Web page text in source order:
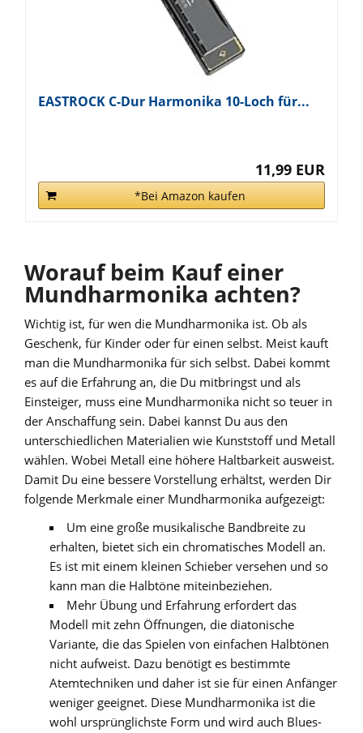
EASTROCK C-Dur Harmonika 10-Loch für...
11,99 EUR
*Bei Amazon kaufen
Worauf beim Kauf einer
Mundharmonika achten?
Wichtig ist, für wen die Mundharmonika ist. Ob als
Geschenk, für Kinder oder für einen selbst. Meist kauft
man die Mundharmonika für sich selbst. Dabei kommt
es auf die Erfahrung an, die Du mitbringst und als
Einsteiger, muss eine Mundharmonika nicht so teuer in
der Anschaffung sein. Dabei kannst Du aus den
unterschiedlichen Materialien wie Kunststoff und Metall
wählen. Wobei Metall eine höhere Haltbarkeit ausweist.
Damit Du eine bessere Vorstellung erhältst, werden Dir
folgende Merkmale einer Mundharmonika aufgezeigt:
Um eine große musikalische Bandbreite zu
erhalten, bietet sich ein chromatisches Modell an.
Es ist mit einem kleinen Schieber versehen und so
kann man die Halbtöne miteinbeziehen.
Mehr Übung und Erfahrung erfordert das
Modell mit zehn Öffnungen, die diatonische
Variante, die das Spielen von einfachen Halbtönen
nicht aufweist. Dazu benötigt es bestimmte
Atemtechniken und daher ist sie für einen Anfänger
weniger geeignet. Diese Mundharmonika ist die
wohl ursprünglichste Form und wird auch Blues-